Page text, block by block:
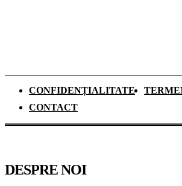
CONFIDENȚIALITATE
CONTACT
DESPRE NOI